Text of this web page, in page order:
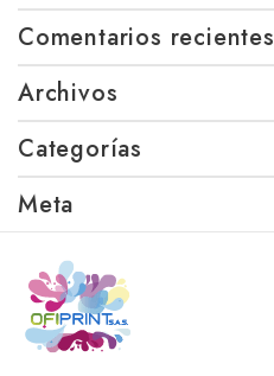
Comentarios recientes
Archivos
Categorías
Meta